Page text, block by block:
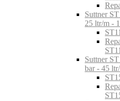
Suttner
25 ltr/m -
Suttner
bar - 45